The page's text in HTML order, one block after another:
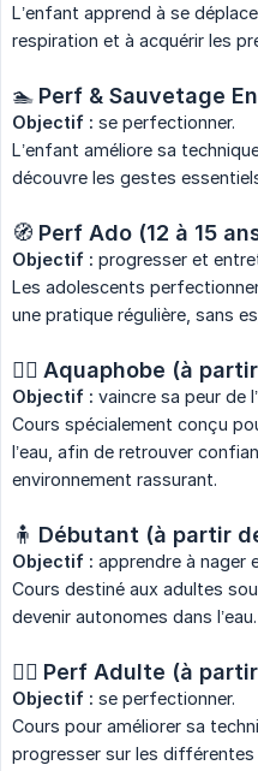
L’enfant apprend à se
respiration et à acquérir les
🏊 Perf & Sauvetage
Objectif : se perfectionner.
L’enfant améliore sa
découvre les gestes
🧭 Perf Ado (12 à 15
Objectif : progresser et
Les adolescents
une pratique régulière, sans
🧍‍♂️ Aquaphobe (à
Objectif : vaincre sa peur de
Cours spécialement conçu
l’eau, afin de retrouver
environnement rassurant.
🧍 Débutant (à partir
Objectif : apprendre à nager
Cours destiné aux adultes
devenir autonomes dans l’eau.
🏊‍♀️ Perf Adulte (à
Objectif : se perfectionner.
Cours pour améliorer sa
progresser sur les différentes